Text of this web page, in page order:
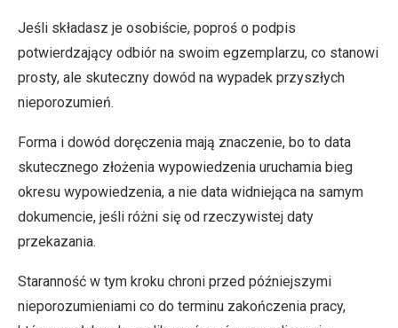
Jeśli składasz je osobiście, poproś o podpis
potwierdzający odbiór na swoim egzemplarzu, co stanowi
prosty, ale skuteczny dowód na wypadek przyszłych
nieporozumień.
Forma i dowód doręczenia mają znaczenie, bo to data
skutecznego złożenia wypowiedzenia uruchamia bieg
okresu wypowiedzenia, a nie data widniejąca na samym
dokumencie, jeśli różni się od rzeczywistej daty
przekazania.
Staranność w tym kroku chroni przed późniejszymi
nieporozumieniami co do terminu zakończenia pracy,